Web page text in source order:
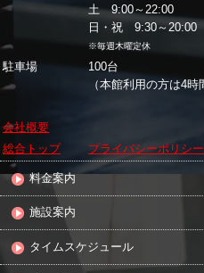
土 9:00～22:00
日・祝 9:30～20:00
※毎週木曜定休
駐車場
100台
（本館利用の方は4時
会社概要
総合トップ
プライバシーポリシー
料金案内
施設案内
タイムスケジュール